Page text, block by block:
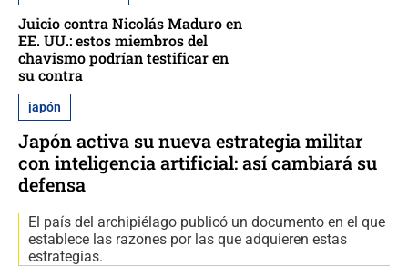
Juicio contra Nicolás Maduro en
EE. UU.: estos miembros del
chavismo podrían testificar en
su contra
japón
Japón activa su nueva estrategia militar
con inteligencia artificial: así cambiará su
defensa
El país del archipiélago publicó un documento en el que
establece las razones por las que adquieren estas
estrategias.